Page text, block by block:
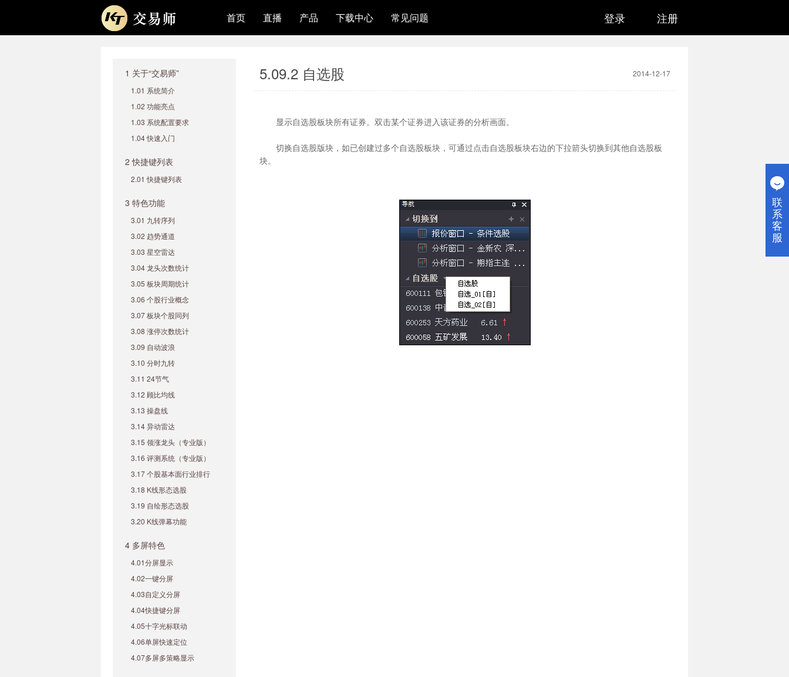
首页 直播 产品 下载中心 常见问题 登录 注册
1 关于“交易师”
1.01 系统简介
1.02 功能亮点
1.03 系统配置要求
1.04 快速入门
2 快捷键列表
2.01 快捷键列表
3 特色功能
3.01 九转序列
3.02 趋势通道
3.03 星空雷达
3.04 龙头次数统计
3.05 板块周期统计
3.06 个股行业概念
3.07 板块个股同列
3.08 涨停次数统计
3.09 自动波浪
3.10 分时九转
3.11 24节气
3.12 顾比均线
3.13 操盘线
3.14 异动雷达
3.15 领涨龙头（专业版）
3.16 评测系统（专业版）
3.17 个股基本面行业排行
3.18 K线形态选股
3.19 自绘形态选股
3.20 K线弹幕功能
4 多屏特色
4.01分屏显示
4.02一键分屏
4.03自定义分屏
4.04快捷键分屏
4.05十字光标联动
4.06单屏快速定位
4.07多屏多策略显示
5.09.2 自选股 2014-12-17
显示自选股板块所有证券。双击某个证券进入该证券的分析画面。
切换自选股版块，如已创建过多个自选股板块，可通过点击自选股板块右边的下拉箭头切换到其他自选股板
块。
联
系
客
服